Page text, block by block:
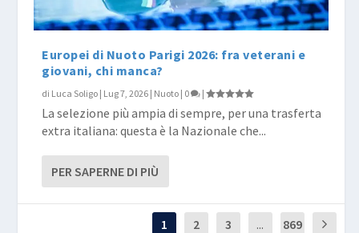
Europei di Nuoto Parigi 2026: fra veterani e
giovani, chi manca?
di Luca Soligo | Lug 7, 2026 | Nuoto | 0 |
La selezione più ampia di sempre, per una trasferta
extra italiana: questa è la Nazionale che...
PER SAPERNE DI PIÙ
1 2 3 ... 869